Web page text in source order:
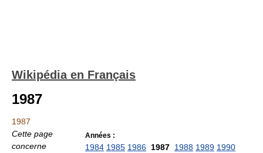
Wikipédia en Français
1987
1987
Années :
1984 1985 1986 1987 1988 1989 1990
Cette page
concerne